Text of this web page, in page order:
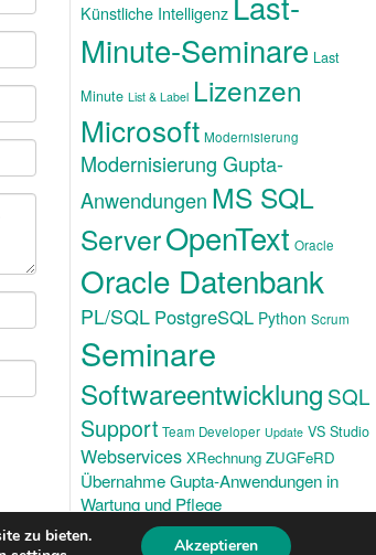
Künstliche Intelligenz
Minute-Seminare Last
Minute List & Label Lizenzen
Microsoft Modernisierung
Modernisierung Gupta-
Anwendungen MS SQL
ServerOpenText Oracle
Oracle Datenbank
PL/SQL PostgreSQL Python Scrum
Seminare
Softwareentwicklung SQL
Support Team Developer Update VS Studio
Webservices XRechnung ZUGFeRD
Übernahme Gupta-Anwendungen in
Wartung und Pflege
zu bieten.
Akzeptieren